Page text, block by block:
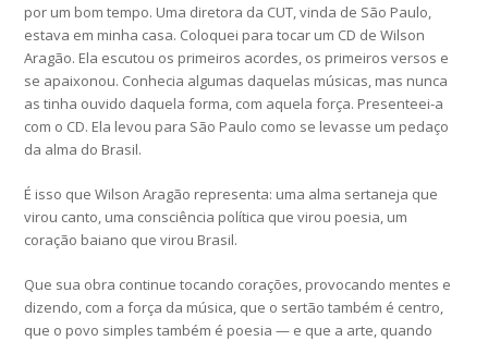
por um bom tempo. Uma diretora da CUT, vinda de São Paulo,
estava em minha casa. Coloquei para tocar um CD de Wilson
Aragão. Ela escutou os primeiros acordes, os primeiros versos e
se apaixonou. Conhecia algumas daquelas músicas, mas nunca
as tinha ouvido daquela forma, com aquela força. Presenteei-a
com o CD. Ela levou para São Paulo como se levasse um pedaço
da alma do Brasil.
É isso que Wilson Aragão representa: uma alma sertaneja que
virou canto, uma consciência política que virou poesia, um
coração baiano que virou Brasil.
Que sua obra continue tocando corações, provocando mentes e
dizendo, com a força da música, que o sertão também é centro,
que o povo simples também é poesia — e que a arte, quando